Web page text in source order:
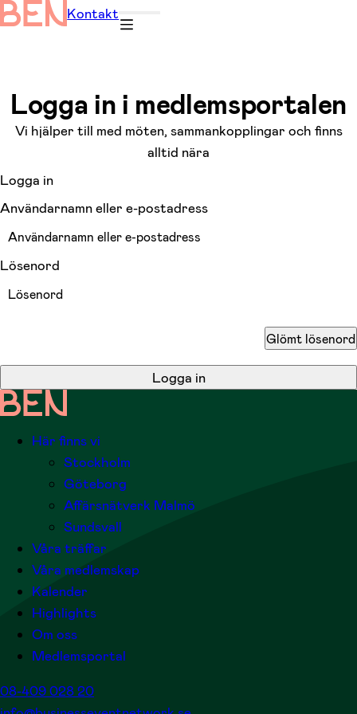
Kontakt
Logga in i medlemsportalen
Vi hjälper till med möten, sammankopplingar och finns
alltid nära
Logga in
Användarnamn eller e-postadress
Lösenord
Glömt lösenord
Logga in
Här finns vi
Stockholm
Göteborg
Affärsnätverk Malmö
Sundsvall
Våra träffar
Våra medlemskap
Kalender
Highlights
Om oss
Medlemsportal
08-409 028 20